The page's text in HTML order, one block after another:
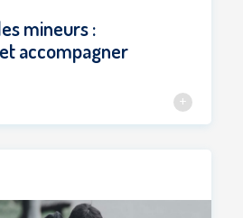
mineurs :
accompagner